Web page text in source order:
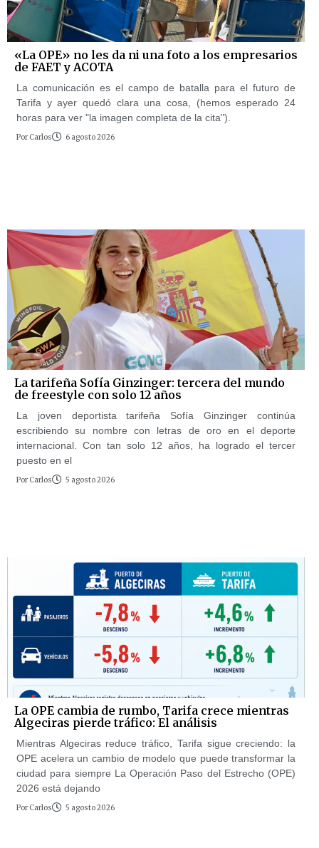
«La OPE» no les da ni una foto a los empresarios
de FAET y ACOTA
La comunicación es el campo de batalla para el futuro de
Tarifa y ayer quedó clara una cosa, (hemos esperado 24
horas para ver "la imagen completa de la cita").
Por Carlos 6 agosto 2026
La tarifeña Sofía Ginzinger: tercera del mundo
de freestyle con solo 12 años
La joven deportista tarifeña Sofía Ginzinger continúa
escribiendo su nombre con letras de oro en el deporte
internacional. Con tan solo 12 años, ha logrado el tercer
puesto en el
Por Carlos 5 agosto 2026
La OPE cambia de rumbo, Tarifa crece mientras
Algeciras pierde tráfico: El análisis
Mientras Algeciras reduce tráfico, Tarifa sigue creciendo: la
OPE acelera un cambio de modelo que puede transformar la
ciudad para siempre La Operación Paso del Estrecho (OPE)
2026 está dejando
Por Carlos 5 agosto 2026